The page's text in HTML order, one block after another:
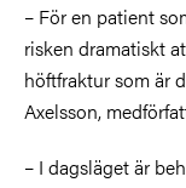
– För en patient
risken dramatiskt
höftfraktur som är
Axelsson,
– I dagsläget är